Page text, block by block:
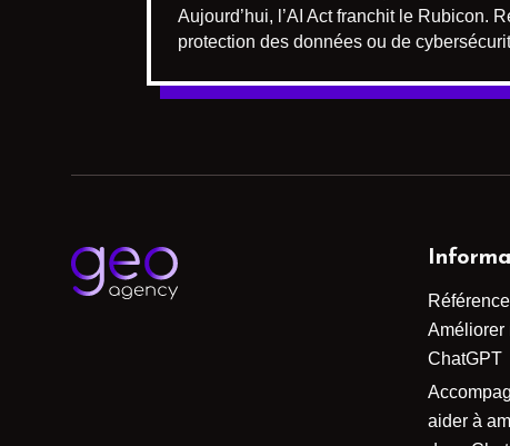
Aujourd’hui, l’AI Act franchit le Rubicon.
protection des données ou de
Améliorer
ChatGPT
aider à